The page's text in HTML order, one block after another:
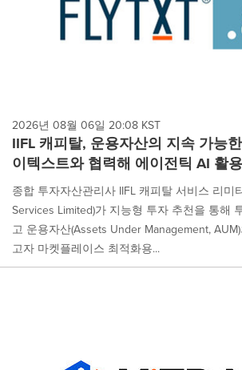
2026년 08월 06일 20:08 KST
IIFL 캐피탈, 운용자산의 지속 가능
이텍스트와 협력해 에이전틱 AI 활용
종합 투자자산관리사 IIFL 캐피탈 서비스 리미
Services Limited)가 지능형 투자 추천을 통해
고 운용자산(Assets Under Management,
고자 마켓플레이스 최적화용...